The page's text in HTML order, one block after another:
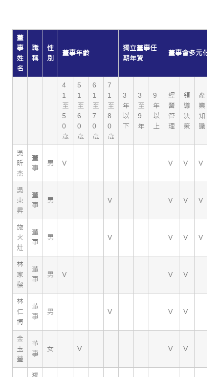
董
事
姓
名
職
稱
性
別
董事年齡
獨立董事任
期年資
董事會多元化背
4
1
至
5
0
歲
5
1
至
6
0
歲
6
1
至
7
0
歲
7
1
至
8
0
歲
3
年
以
下
3
至
9
年
9
年
以
上
經
營
管
理
領
導
決
策
產
業
知
識
吳
昕
杰
董
事
男 V V V V
吳
東
昇
董
事
男 V V V V
施
火
灶
董
事
男 V V V V
林
家
樑
董
事
男 V V V
林
仁
博
董
事
男 V V V
金
玉
瑩
董
事
女 V V V